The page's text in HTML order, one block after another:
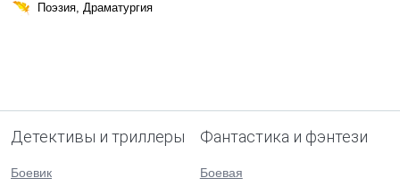
Поэзия, Драматургия
Детективы и триллеры
Боевик
Фантастика и фэнтези
Боевая